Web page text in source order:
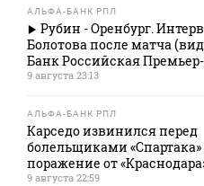
АЛЬФА-БАНК РПЛ
Рубин - Оренбург.
Болотова после матча
Банк Российская
9 августа 23:13
АЛЬФА-БАНК РПЛ
Карседо извинился перед
болельщиками «Спартака»
поражение от
9 августа 22:59